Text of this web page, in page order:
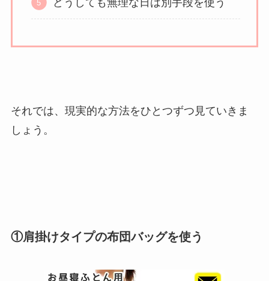
どうしても無理な日は別手段を使う
それでは、現実的な方法をひとつずつ見ていきま
しょう。
①肩掛けタイプの布団バッグを使う